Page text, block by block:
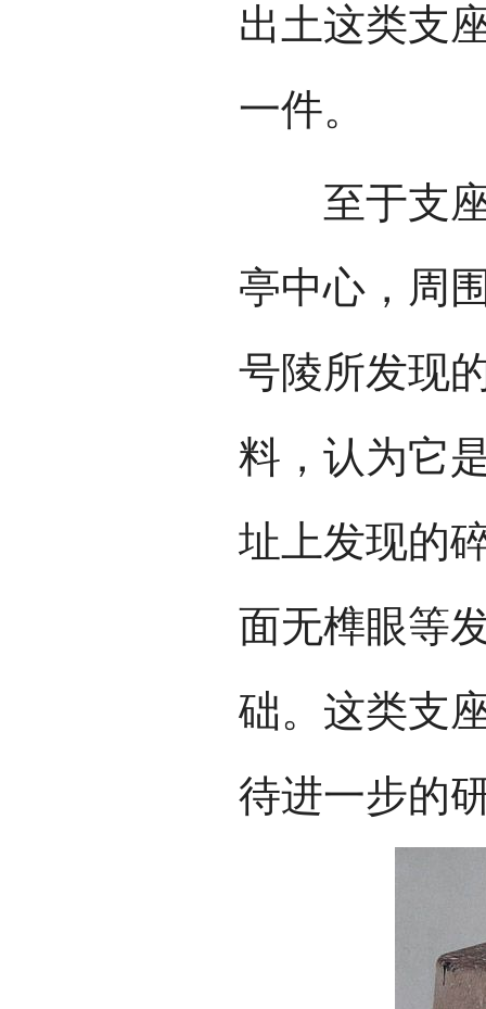
出土这类支
一件。
至于支座
亭中心，周
号陵所发现
料，认为它
址上发现的
面无榫眼等
础。这类支
待进一步的